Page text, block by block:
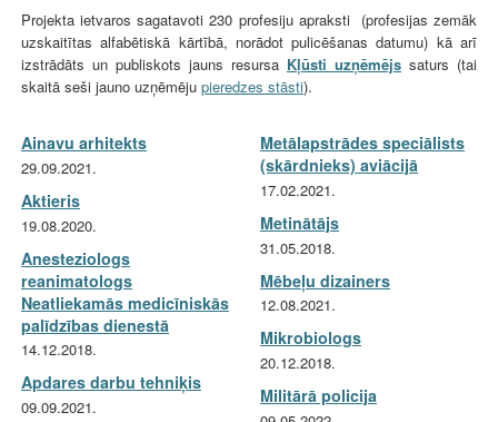
Projekta ietvaros sagatavoti 230 profesiju apraksti (profesijas zemāk
uzskaitītas alfabētiskā kārtībā, norādot pulicēšanas datumu) kā arī
izstrādāts un publiskots jauns resursa Kļūsti uzņēmējs saturs (tai
skaitā seši jauno uzņēmēju pieredzes stāsti).
Ainavu arhitekts
29.09.2021.
Aktieris
19.08.2020.
Anesteziologs
reanimatologs
Neatliekamās medicīniskās
palīdzības dienestā
14.12.2018.
Apdares darbu tehniķis
09.09.2021.
Metālapstrādes speciālists
(skārdnieks) aviācijā
17.02.2021.
Metinātājs
31.05.2018.
Mēbeļu dizainers
12.08.2021.
Mikrobiologs
20.12.2018.
Militārā policija